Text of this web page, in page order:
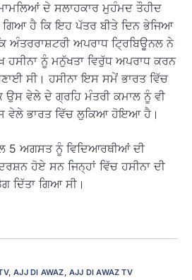
ਦੇ ਸਲਾਹਕਾਰ ਮੁਹੰਮਦ ਤੌਹੀਦ
ਗਿਆ ਹੈ ਕਿ ਇਹ ਪੱਤਰ ਬੀਤੇ ਦਿਨ ਭੇਜਿਆ
ਅੰਤਰਰਾਸ਼ਟਰੀ ਅਪਰਾਧ ਟ੍ਰਿਬਿਊਨਲ ਨੇ
ਹਸੀਨਾ ਨੂੰ ਮਨੁੱਖਤਾ ਵਿਰੁੱਧ ਅਪਰਾਧ ਕਰਨ
ਸੀ। ਹਸੀਨਾ ਇਸ ਸਮੇਂ ਭਾਰਤ ਵਿੱਚ
ਉਸ ਵੇਲੇ ਦੇ ਗ੍ਰਹਿ ਮੰਤਰੀ ਕਮਾਲ ਨੂੰ ਵੀ
ਵੇਲੇ ਭਾਰਤ ਵਿੱਚ ਲੁਕਿਆ ਹੋਇਆ ਹੈ।
5 ਅਗਸਤ ਨੂੰ ਵਿਦਿਆਰਥੀਆਂ ਦੀ
ਹੋਏ ਸਨ ਜਿਨ੍ਹਾਂ ਵਿੱਚ ਹਸੀਨਾ ਦੀ
ਦਿੱਤਾ ਗਿਆ ਸੀ।
,AJJ DI AWAZ, AJJ DI AWAZ TV